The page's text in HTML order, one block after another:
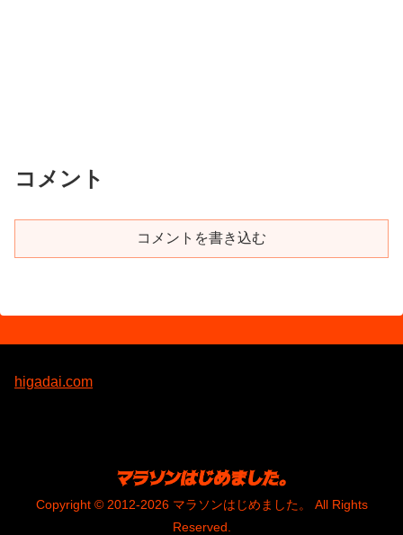
コメント
コメントを書き込む
higadai.com
Copyright © 2012-2026 マラソンはじめました。 All Rights
Reserved.